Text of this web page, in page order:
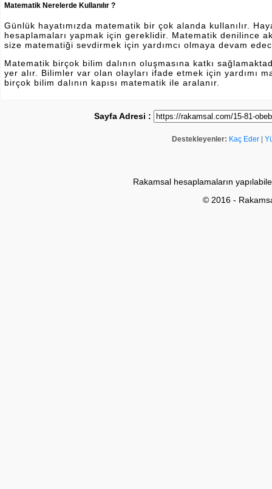
Matematik Nerelerde Kullanılır ?
Günlük hayatımızda matematik bir çok alanda kullanılır.
hesaplamaları yapmak için gereklidir. Matematik denilince
size matematiği sevdirmek için yardımcı olmaya devam
Matematik birçok bilim dalının oluşmasına katkı
yer alır. Bilimler var olan olayları ifade etmek için yardımı
birçok bilim dalının kapısı matematik ile aralanır.
Sayfa Adresi :
Destekleyenler: Kaç Eder
Rakamsal hesaplamaların
© 2016 -